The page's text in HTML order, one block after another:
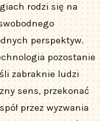
rodzi się na
perspektyw.
pozostanie
zabraknie ludzi
sens, przekonać
przez wyzwania